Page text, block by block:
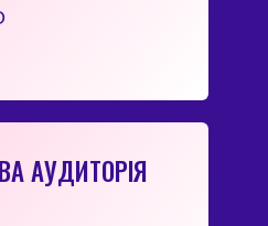
АУДИТОРІЯ